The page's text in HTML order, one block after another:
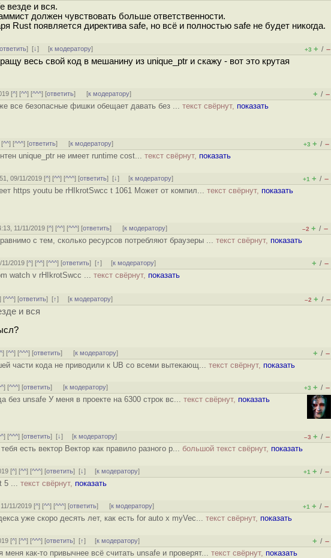
везде и вся.
должен чувствовать больше ответственности.
Rust появляется директива safe, но всё и полностью safe не будет никогда.
ответить][↓] [к модератору] +3 + / –
весь свой код в мешанину из unique_ptr и скажу - вот это крутая
[^] [^^] [^^^] [ответить] [к модератору] + / –
все безопасные фишки обещает давать без ... текст свёрнут, показать
[^^] [^^^] [ответить] [к модератору] +3 + / –
unique_ptr не имеет runtime cost... текст свёрнут, показать
09/11/2019 [^] [^^] [^^^] [ответить][↓] [к модератору] +1 + / –
https youtu be rHIkrotSwcc t 1061 Может от компил... текст свёрнут, показать
11/11/2019 [^] [^^] [^^^] [ответить] [к модератору] –2 + / –
с тем, сколько ресурсов потребляют браузеры ... текст свёрнут, показать
2019 [^] [^^] [^^^] [ответить][↑] [к модератору] + / –
watch v rHIkrotSwcc ... текст свёрнут, показать
] [^^^] [ответить][↑] [к модератору] –2 + / –
и вся
^] [^^] [^^^] [ответить] [к модератору] + / –
части кода не приводили к UB со всеми вытекающ... текст свёрнут, показать
] [^^^] [ответить] [к модератору] +3 + / –
unsafe У меня в проекте на 6300 строк вс... текст свёрнут, показать
] [^^^] [ответить][↓] [к модератору] –3 + / –
есть вектор Вектор как правило разного р... большой текст свёрнут, показать
[^] [^^] [^^^] [ответить][↓] [к модератору] +1 + / –
5 ... текст свёрнут, показать
11/2019 [^] [^^] [^^^] [ответить] [к модератору] +1 + / –
уже скоро десять лет, как есть for auto x myVec... текст свёрнут, показать
[^] [^^] [^^^] [ответить][↑] [к модератору] + / –
как-то привычнее всё считать unsafe и проверят... текст свёрнут, показать